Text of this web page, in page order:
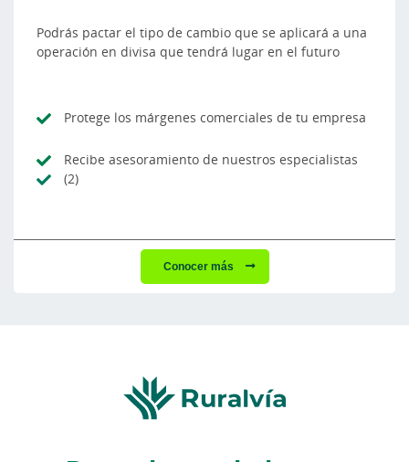
Podrás pactar el tipo de cambio que se aplicará a una
operación en divisa que tendrá lugar en el futuro
Protege los márgenes comerciales de tu empresa
Recibe asesoramiento de nuestros especialistas
(2)
Conocer más